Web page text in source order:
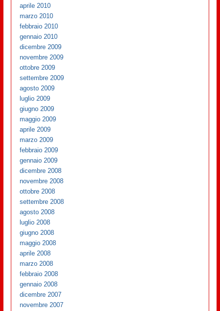
aprile 2010
marzo 2010
febbraio 2010
gennaio 2010
dicembre 2009
novembre 2009
ottobre 2009
settembre 2009
agosto 2009
luglio 2009
giugno 2009
maggio 2009
aprile 2009
marzo 2009
febbraio 2009
gennaio 2009
dicembre 2008
novembre 2008
ottobre 2008
settembre 2008
agosto 2008
luglio 2008
giugno 2008
maggio 2008
aprile 2008
marzo 2008
febbraio 2008
gennaio 2008
dicembre 2007
novembre 2007